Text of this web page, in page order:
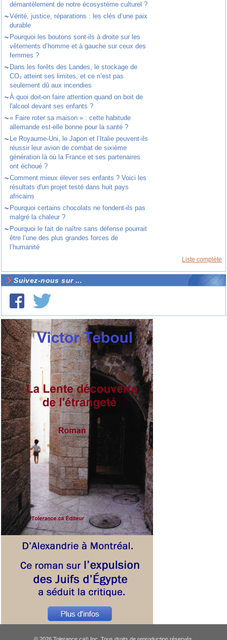
démantèlement de notre écosystème culturel ?
~Vérité, justice, réparations : les clés d’une paix
durable
~ Pourquoi les boutons sont-ils à droite sur les
vêtements d’homme et à gauche sur ceux des
femmes ?
~ Dans les forêts des Landes, le stockage de
CO₂ atteint ses limites, et ce n’est pas
seulement dû aux incendies
~À quoi doit-on faire attention quand on boit de
l'alcool devant ses enfants ?
~« Faire roter sa maison » : cette habitude
allemande est-elle bonne pour la santé ?
~ Le Royaume-Uni, le Japon et l’Italie peuvent-ils
réussir leur avion de combat de sixième
génération là où la France et ses partenaires
ont échoué ?
~Comment mieux élever ses enfants ? Voici les
résultats d'un projet testé dans huit pays
africains
~ Pourquoi certains chocolats ne fondent-ils pas
malgré la chaleur ?
~ Pourquoi le fait de naître sans défense pourrait
être l’une des plus grandes forces de
l’humanité
Liste complète
Suivez-nous sur ...